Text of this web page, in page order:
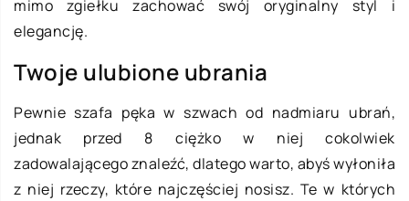
mimo zgiełku zachować swój oryginalny styl i
elegancję.
Twoje ulubione ubrania
Pewnie szafa pęka w szwach od nadmiaru ubrań,
jednak przed 8 ciężko w niej cokolwiek
zadowalającego znaleźć, dlatego warto, abyś wyłoniła
z niej rzeczy, które najczęściej nosisz. Te w których